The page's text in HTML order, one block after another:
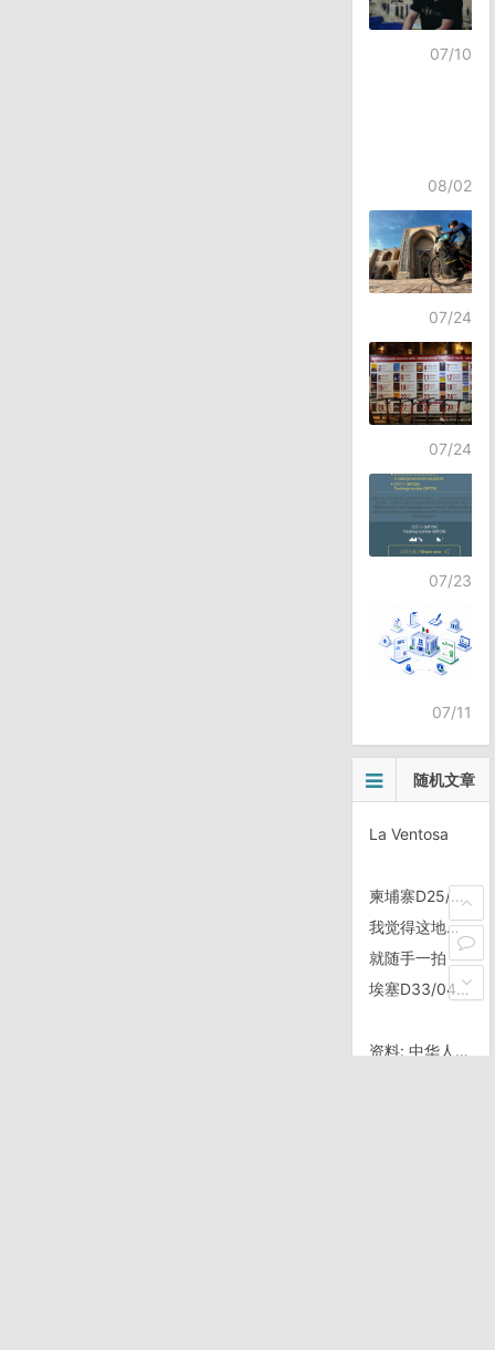
07/10
08/02
07/24
07/24
07/23
07/11
随机文章
La Ventosa
柬埔寨D25/1117，距Sisophon/诗梳风16公里
我觉得这地方每年得掉下去几个
就随手一拍
埃塞D33/0403，仍在Addis Ababa
资料: 中华人民共和国电子签名法